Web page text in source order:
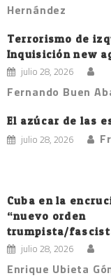
Hernández
Terrorismo de
Inquisición new
julio 28, 2026
Fernando Buen
El azúcar de las
julio 28, 2026
Cuba en la
“nuevo orden
trumpista/
julio 28, 2026
Enrique Ubieta